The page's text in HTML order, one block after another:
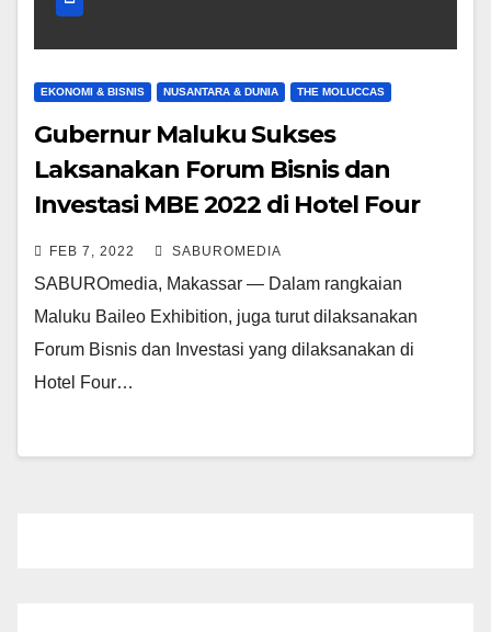
EKONOMI & BISNIS NUSANTARA & DUNIA THE MOLUCCAS
Gubernur Maluku Sukses
Laksanakan Forum Bisnis dan
Investasi MBE 2022 di Hotel Four
Points by Sheraton Makassar
FEB 7, 2022 SABUROMEDIA
SABUROmedia, Makassar — Dalam rangkaian
Maluku Baileo Exhibition, juga turut dilaksanakan
Forum Bisnis dan Investasi yang dilaksanakan di
Hotel Four…